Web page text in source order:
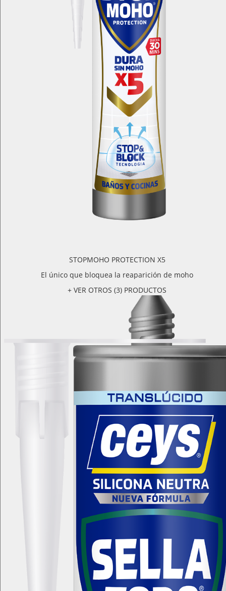
STOPMOHO PROTECTION X5
El único que bloquea la reaparición de moho
+ VER OTROS (3) PRODUCTOS